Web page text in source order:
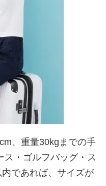
、重量30kgまでの手
ス・ゴルフバッグ・ス
であれば、サイズが